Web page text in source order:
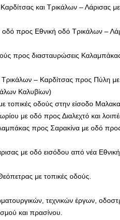
και Τρικάλων – Λάρισας
προς Εθνική οδό Τρικάλων –
προς διασταυρώσεις
– Καρδίτσας προς Πύλη
Καλυβίων)
τοπικές οδούς στην είσοδο
με οδό προς Διαλεχτό και
προς Σαρακίνα με οδό προς
με οδό εισόδου από νέα
με τοπικές οδούς.
τεχνικών έργων,
και πρασίνου.